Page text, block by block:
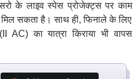
के लाइव स्पेस प्रोजेक्ट्स पर काम
सकता है। साथ ही, फिनाले के लिए
AC) का यात्रा किराया भी वापस